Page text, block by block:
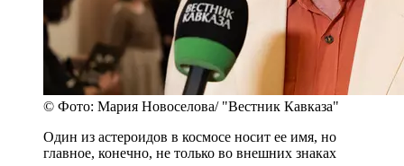
© Фото: Мария Новоселова/ "Вестник Кавказа"
Один из астероидов в космосе носит ее имя, но
главное, конечно, не только во внешних знаках